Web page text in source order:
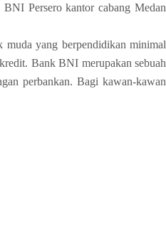
Persero kantor cabang Medan
yang berpendidikan minimal
Bank BNI merupakan sebuah
perbankan. Bagi kawan-kawan